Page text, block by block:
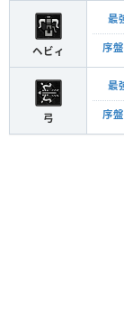
ヘビィ
最
序盤
弓
最
序盤